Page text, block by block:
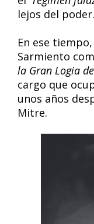
lejos del poder.
En ese
Sarmiento
la Gran Logia
cargo que
unos años
Mitre.